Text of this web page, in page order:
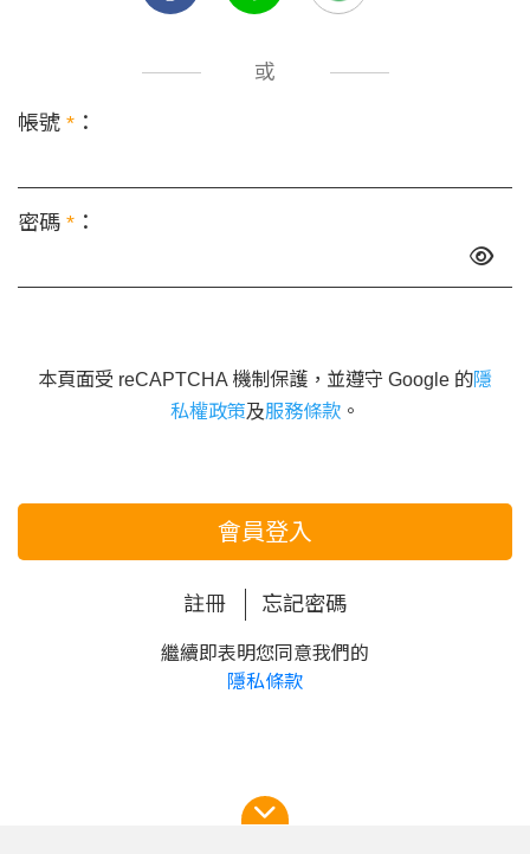
或
帳號 * ：
密碼 * ：
本頁面受 reCAPTCHA 機制保護，並遵守 Google 的隱
私權政策及服務條款 。
會員登入
註冊 忘記密碼
繼續即表明您同意我們的
隱私條款